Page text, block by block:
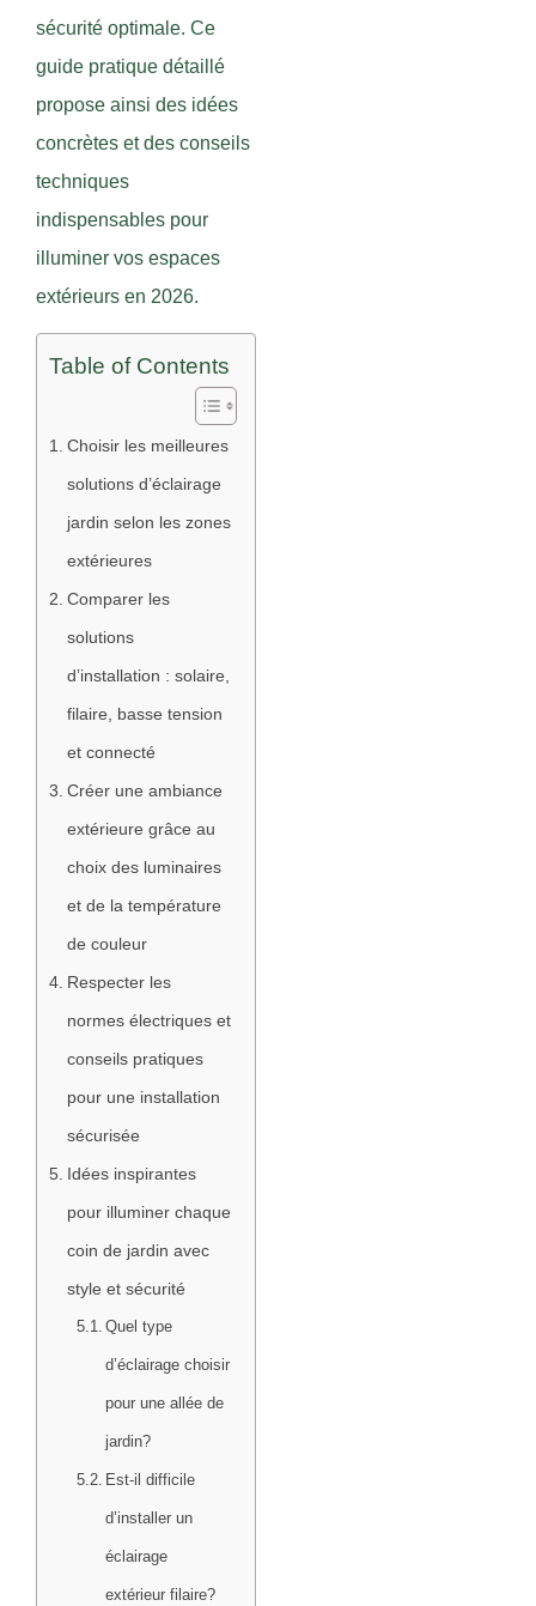
sécurité optimale. Ce
guide pratique détaillé
propose ainsi des idées
concrètes et des conseils
techniques
indispensables pour
illuminer vos espaces
extérieurs en 2026.
Table of Contents
Choisir les meilleures
solutions d’éclairage
jardin selon les zones
extérieures
Comparer les
solutions
d’installation : solaire,
filaire, basse tension
et connecté
Créer une ambiance
extérieure grâce au
choix des luminaires
et de la température
de couleur
Respecter les
normes électriques et
conseils pratiques
pour une installation
sécurisée
Idées inspirantes
pour illuminer chaque
coin de jardin avec
style et sécurité
Quel type
d’éclairage choisir
pour une allée de
jardin?
Est-il difficile
d’installer un
éclairage
extérieur filaire?